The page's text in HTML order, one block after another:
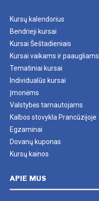
Kursų kalendorius
Bendrieji kursai
Kursai Šeštadieniais
Kursai vaikams ir paaugliams
Tematiniai kursai
Individualūs kursai
Įmonėms
Valstybės tarnautojams
Kalbos stovykla Prancūzijoje
Egzaminai
Dovanų kuponas
Kursų kainos
APIE MUS